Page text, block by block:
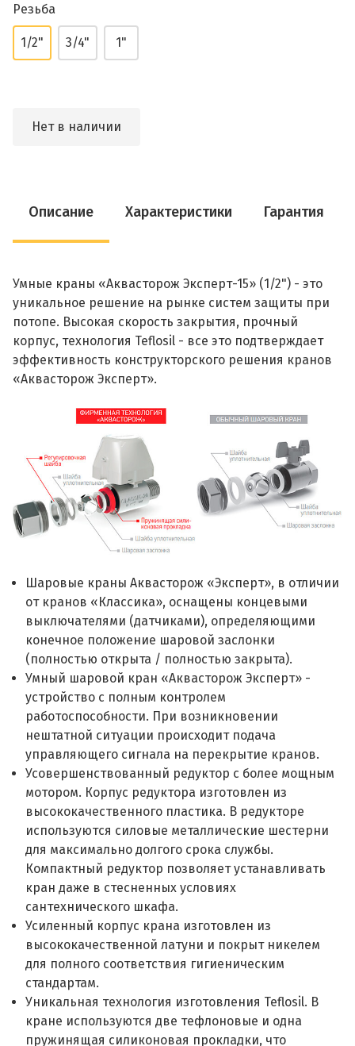
Резьба
1/2" 3/4" 1"
Нет в наличии
Описание Характеристики Гарантия
Умные краны «Аквасторож Эксперт-15» (1/2") - это
уникальное решение на рынке систем защиты при
потопе. Высокая скорость закрытия, прочный
корпус, технология Teflosil - все это подтверждает
эффективность конструкторского решения кранов
«Аквасторож Эксперт».
Шаровые краны Аквасторож «Эксперт», в отличии
от кранов «Классика», оснащены концевыми
выключателями (датчиками), определяющими
конечное положение шаровой заслонки
(полностью открыта / полностью закрыта).
Умный шаровой кран «Аквасторож Эксперт» -
устройство с полным контролем
работоспособности. При возникновении
нештатной ситуации происходит подача
управляющего сигнала на перекрытие кранов.
Усовершенствованный редуктор с более мощным
мотором. Корпус редуктора изготовлен из
высококачественного пластика. В редукторе
используются силовые металлические шестерни
для максимально долгого срока службы.
Компактный редуктор позволяет устанавливать
кран даже в стесненных условиях
сантехнического шкафа.
Усиленный корпус крана изготовлен из
высококачественной латуни и покрыт никелем
для полного соответствия гигиеническим
стандартам.
Уникальная технология изготовления Teflosil. В
кране используются две тефлоновые и одна
пружинящая силиконовая прокладки, что